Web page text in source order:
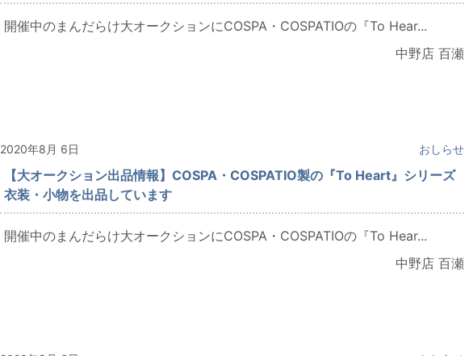
開催中のまんだらけ大オークションにCOSPA・COSPATIOの『To Hear...
中野店 百瀬
2020年8月 6日 おしらせ
【大オークション出品情報】COSPA・COSPATIO製の『To Heart』シリーズ
衣装・小物を出品しています
開催中のまんだらけ大オークションにCOSPA・COSPATIOの『To Hear...
中野店 百瀬